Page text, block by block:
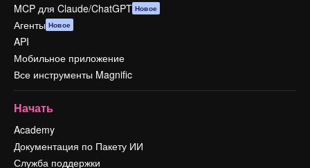
MCP для Claude/ChatGPT Новое
Агенты Новое
API
Мобильное приложение
Все инструменты Magnific
Начать
Academy
Документация по Пакету ИИ
Служба поддержки